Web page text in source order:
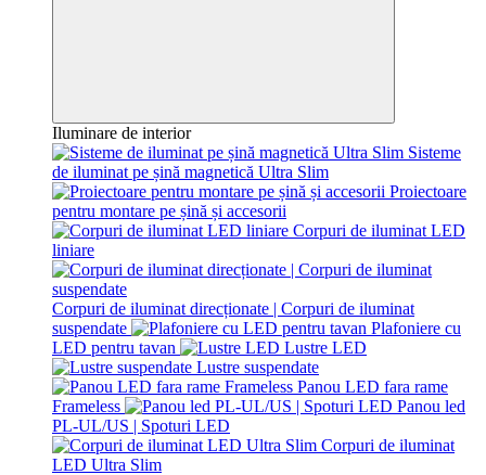
Iluminare de interior
Sisteme
de iluminat pe șină magnetică Ultra Slim
Proiectoare
pentru montare pe șină și accesorii
Corpuri de iluminat LED
liniare
Corpuri de iluminat direcționate | Corpuri de iluminat
suspendate
Plafoniere cu
LED pentru tavan
Lustre LED
Lustre suspendate
Panou LED fara rame
Frameless
Panou led
PL-UL/US | Spoturi LED
Corpuri de iluminat
LED Ultra Slim